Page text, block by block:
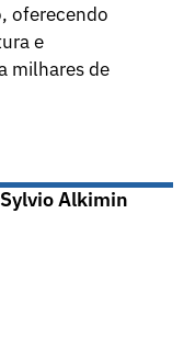
oferecendo
e
milhares de
Alkimin